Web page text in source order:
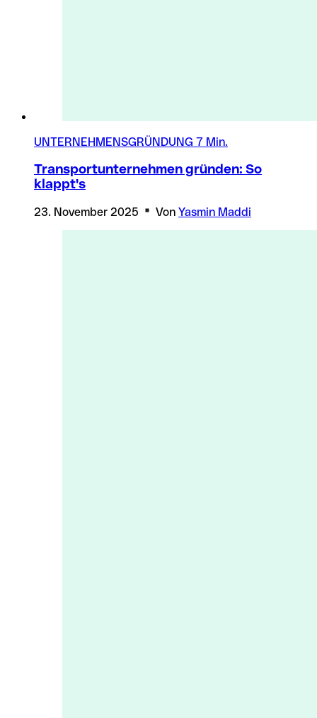
UNTERNEHMENSGRÜNDUNG 7 Min.
Transportunternehmen gründen: So
klappt's
23. November 2025 Von Yasmin Maddi